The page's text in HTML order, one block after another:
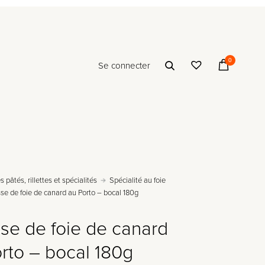
Se connecter
0
pâtés, rillettes et spécialités
Spécialité au foie
de foie de canard au Porto – bocal 180g
de foie de canard
– bocal 180g